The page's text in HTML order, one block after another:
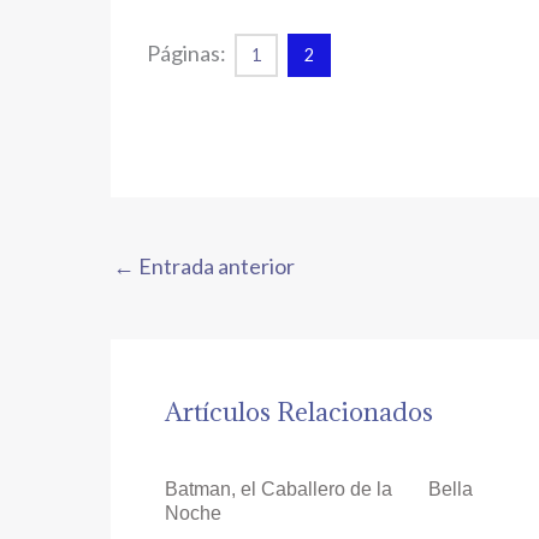
Páginas: 1 2
← Entrada anterior
Artículos Relacionados
Batman, el Caballero de la
Noche
Bella